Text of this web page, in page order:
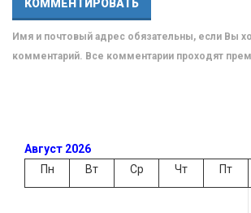
Имя и почтовый адрес обязательны, если Вы
комментарий. Все комментарии проходят
Август 2026
Пн
Вт Ср Чт Пт